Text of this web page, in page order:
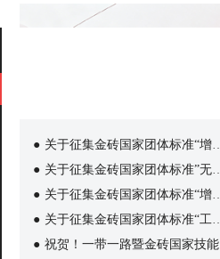
● 关于征集金砖国家团体标准“增材制造赛项”标准起草工作组成员单位（第三批）的通知
● 关于征集金砖国家团体标准”无人机操作赛项”标准起草工作组成员单位（第三批）的通知
● 关于征集金砖国家团体标准“增强虚拟现实赛项”标准起草工作组成员单位（第三批）的通知
● 关于征集金砖国家团体标准“工业设计技术赛项”标准起草工作组成员单位（第三批）的通知
● 祝贺！一带一路暨金砖国家技能发展国际联盟新成员加入